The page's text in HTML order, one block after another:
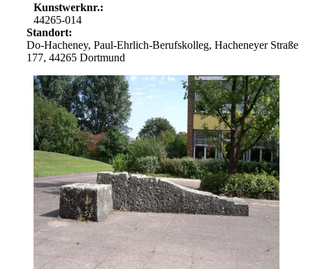
Kunstwerknr.:
44265-014
Standort:
Do-Hacheney, Paul-Ehrlich-Berufskolleg, Hacheneyer Straße
177, 44265 Dortmund